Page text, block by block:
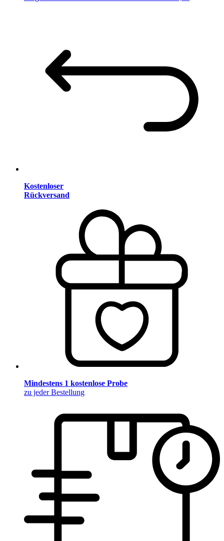
Kostenloser
Rückversand
Mindestens 1 kostenlose Probe
zu jeder Bestellung